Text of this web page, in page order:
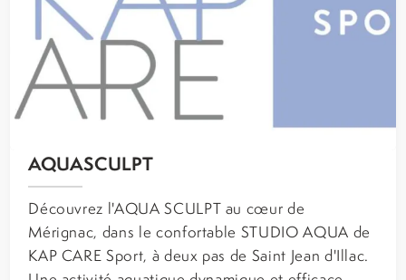
AQUASCULPT
Découvrez l'AQUA SCULPT au cœur de
Mérignac, dans le confortable STUDIO AQUA de
KAP CARE Sport, à deux pas de Saint Jean d'Illac.